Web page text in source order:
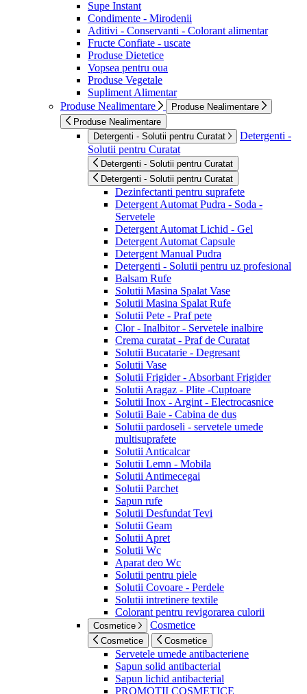
Supe Instant
Condimente - Mirodenii
Aditivi - Conservanti - Colorant alimentar
Fructe Confiate - uscate
Produse Dietetice
Vopsea pentru oua
Produse Vegetale
Supliment Alimentar
Produse Nealimentare
Produse Nealimentare
Produse Nealimentare
Detergenti - Solutii pentru Curatat
Detergenti -
Solutii pentru Curatat
Detergenti - Solutii pentru Curatat
Detergenti - Solutii pentru Curatat
Dezinfectanti pentru suprafete
Detergent Automat Pudra - Soda -
Servetele
Detergent Automat Lichid - Gel
Detergent Automat Capsule
Detergent Manual Pudra
Detergenti - Solutii pentru uz profesional
Balsam Rufe
Solutii Masina Spalat Vase
Solutii Masina Spalat Rufe
Solutii Pete - Praf pete
Clor - Inalbitor - Servetele inalbire
Crema curatat - Praf de Curatat
Solutii Bucatarie - Degresant
Solutii Vase
Solutii Frigider - Absorbant Frigider
Solutii Aragaz - Plite -Cuptoare
Solutii Inox - Argint - Electrocasnice
Solutii Baie - Cabina de dus
Solutii pardoseli - servetele umede
multisuprafete
Solutii Anticalcar
Solutii Lemn - Mobila
Solutii Antimecegai
Solutii Parchet
Sapun rufe
Solutii Desfundat Tevi
Solutii Geam
Solutii Apret
Solutii Wc
Aparat deo Wc
Solutii pentru piele
Solutii Covoare - Perdele
Solutii intretinere textile
Colorant pentru revigorarea culorii
Cosmetice Cosmetice
Cosmetice Cosmetice
Servetele umede antibacteriene
Sapun solid antibacterial
Sapun lichid antibacterial
PROMOTII COSMETICE